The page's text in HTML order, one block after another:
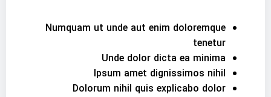
Numquam ut unde aut enim doloremque
tenetur
Unde dolor dicta ea minima
Ipsum amet dignissimos nihil
Dolorum nihil quis explicabo dolor